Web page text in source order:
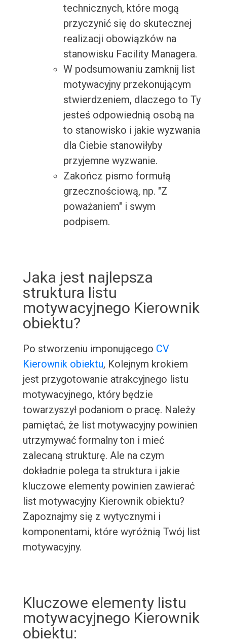
technicznych, które mogą
przyczynić się do skutecznej
realizacji obowiązków na
stanowisku Facility Managera.
W podsumowaniu zamknij list
motywacyjny przekonującym
stwierdzeniem, dlaczego to Ty
jesteś odpowiednią osobą na
to stanowisko i jakie wyzwania
dla Ciebie stanowiłyby
przyjemne wyzwanie.
Zakończ pismo formułą
grzecznościową, np. "Z
poważaniem" i swym
podpisem.
Jaka jest najlepsza
struktura listu
motywacyjnego Kierownik
obiektu?
Po stworzeniu imponującego CV
Kierownik obiektu, Kolejnym krokiem
jest przygotowanie atrakcyjnego listu
motywacyjnego, który będzie
towarzyszył podaniom o pracę. Należy
pamiętać, że list motywacyjny powinien
utrzymywać formalny ton i mieć
zalecaną strukturę. Ale na czym
dokładnie polega ta struktura i jakie
kluczowe elementy powinien zawierać
list motywacyjny Kierownik obiektu?
Zapoznajmy się z wytycznymi i
komponentami, które wyróżnią Twój list
motywacyjny.
Kluczowe elementy listu
motywacyjnego Kierownik
obiektu: